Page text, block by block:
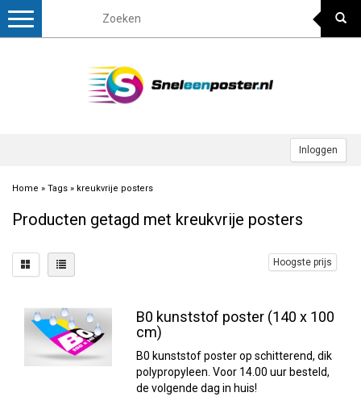
Inloggen
Toggle
Home » Tags » kreukvrije posters
Producten getagd met kreukvrije posters
Hoogste prijs
B0 kunststof poster (140 x 100
cm)
B0 kunststof poster op schitterend, dik
polypropyleen. Voor 14.00 uur besteld,
de volgende dag in huis!